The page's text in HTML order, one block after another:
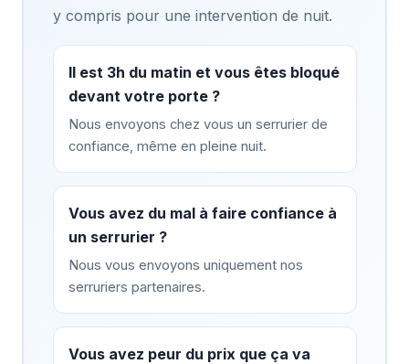
y compris pour une intervention de nuit.
Il est 3h du matin et vous êtes bloqué
devant votre porte ?
Nous envoyons chez vous un serrurier de
confiance, même en pleine nuit.
Vous avez du mal à faire confiance à
un serrurier ?
Nous vous envoyons uniquement nos
serruriers partenaires.
Vous avez peur du prix que ça va